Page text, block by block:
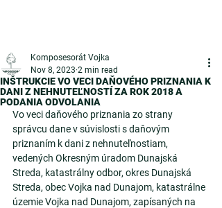
INŠTRUKCIE VO VECI DAŇOVÉHO PRIZNANIA K
DANI Z NEHNUTEĽNOSTÍ ZA ROK 2018 A
PODANIA ODVOLANIA
Komposesorát Vojka
Nov 8, 2023 2 min read
Vo veci daňového priznania zo strany
správcu dane v súvislosti s daňovým
priznaním k dani z nehnuteľnostiam,
vedených Okresným úradom Dunajská
Streda, katastrálny odbor, okres Dunajská
Streda, obec Vojka nad Dunajom, katastrálne
územie Vojka nad Dunajom, zapísaných na